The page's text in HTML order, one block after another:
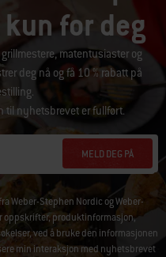
for deg
matentusiaster og
deg nå og få 10 % rabatt på
til nyhetsbrevet er fullført.
MELD DEG PÅ
Weber-Stephen Nordic og Weber-
oppskrifter, produktinformasjon,
ved å bruke den informasjonen
min interaksjon med nyhetsbrevet